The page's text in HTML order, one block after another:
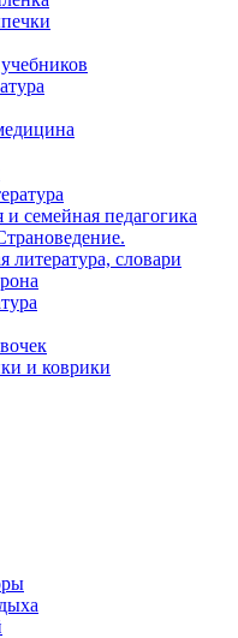
семейная педагогика
литература, словари
и коврики